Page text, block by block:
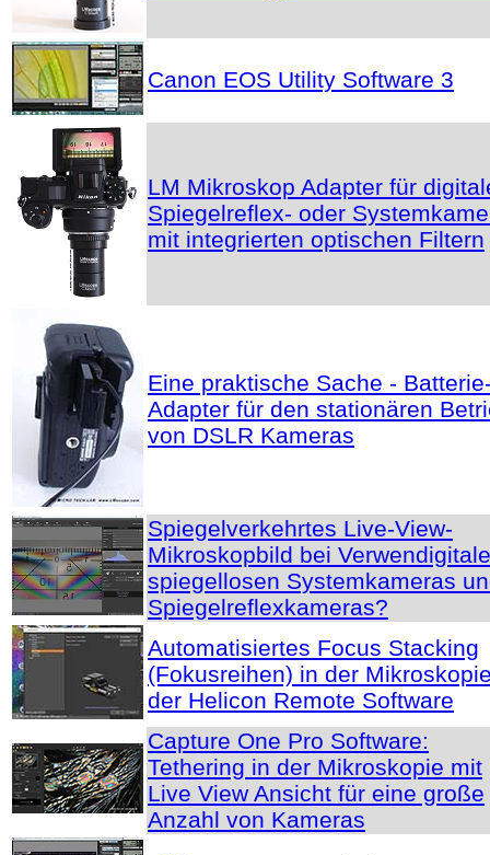
Canon EOS Utility Software 3
LM Mikroskop Adapter für
Spiegelreflex- oder
mit integrierten optischen Filtern
Eine praktische Sache -
Adapter für den stationären
von DSLR Kameras
Spiegelverkehrtes Live-View-
Mikroskopbild bei
spiegellosen Systemkameras
Spiegelreflexkameras?
Automatisiertes Focus Stacking
(Fokusreihen) in der
der Helicon Remote Software
Capture One Pro Software:
Tethering in der Mikroskopie mit
Live View Ansicht für eine große
Anzahl von Kameras